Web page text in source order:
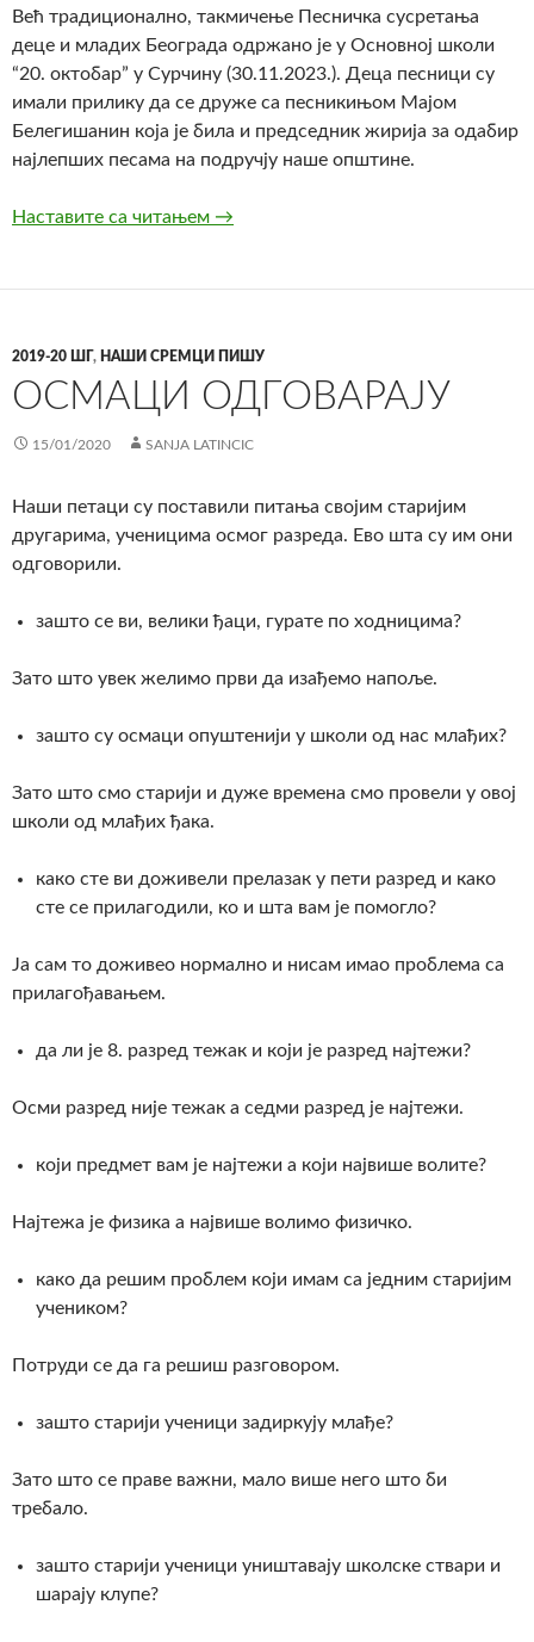
Већ традиционално, такмичење Песничка сусретања
деце и младих Београда одржано је у Основној школи
“20. октобар” у Сурчину (30.11.2023.). Деца песници су
имали прилику да се друже са песникињом Мајом
Белегишанин која је била и председник жирија за одабир
најлепших песама на подручју наше општине.
Наставите са читањем Такмичење Песничка сусретања
→
2019-20 ШГ, НАШИ СРЕМЦИ ПИШУ
ОСМАЦИ ОДГОВАРАЈУ
15/01/2020 SANJA LATINCIC
Наши петаци су поставили питања својим старијим
другарима, ученицима осмог разреда. Ево шта су им они
одговорили.
зашто се ви, велики ђаци, гурате по ходницима?
Зато што увек желимо први да изађемо напоље.
зашто су осмаци опуштенији у школи од нас млађих?
Зато што смо старији и дуже времена смо провели у овој
школи од млађих ђака.
како сте ви доживели прелазак у пети разред и како
сте се прилагодили, ко и шта вам је помогло?
Ја сам то доживео нормално и нисам имао проблема са
прилагођавањем.
да ли је 8. разред тежак и који је разред најтежи?
Oсми разред није тежак а седми разред је најтежи.
који предмет вам је најтежи а који највише волите?
Најтежа је физика а највише волимо физичко.
како да решим проблем који имам са једним старијим
учеником?
Потруди се да га решиш разговором.
зашто старији ученици задиркују млађе?
Зато што се праве важни, мало више него што би
требало.
зашто старији ученици уништавају школске ствари и
шарају клупе?